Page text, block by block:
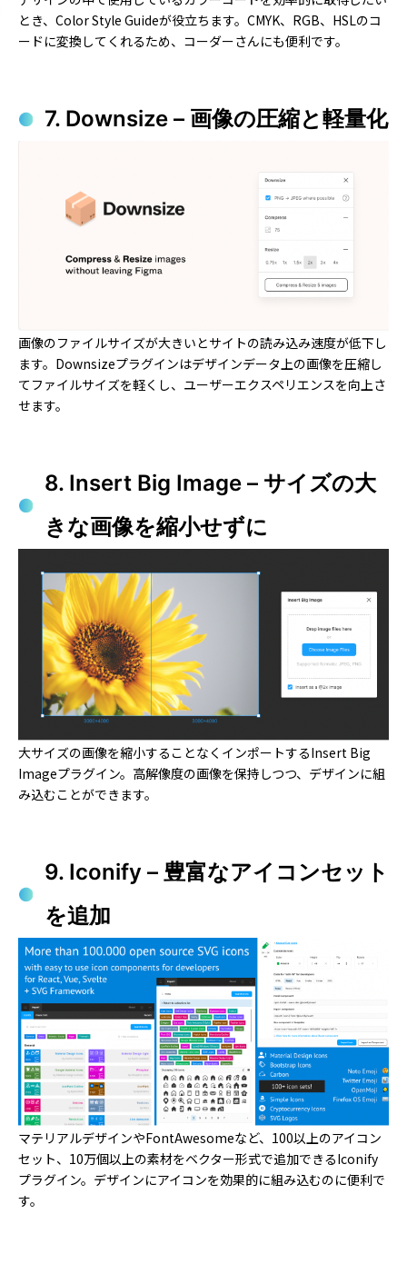
とき、Color Style Guideが役立ちます。CMYK、RGB、HSLのコ
ードに変換してくれるため、コーダーさんにも便利です。
7. Downsize – 画像の圧縮と軽量化
画像のファイルサイズが大きいとサイトの読み込み速度が低下し
ます。Downsizeプラグインはデザインデータ上の画像を圧縮し
てファイルサイズを軽くし、ユーザーエクスペリエンスを向上さ
せます。
8. Insert Big Image – サイズの大
きな画像を縮小せずに
大サイズの画像を縮小することなくインポートするInsert Big
Imageプラグイン。高解像度の画像を保持しつつ、デザインに組
み込むことができます。
9. Iconify – 豊富なアイコンセット
を追加
マテリアルデザインやFontAwesomeなど、100以上のアイコン
セット、10万個以上の素材をベクター形式で追加できるIconify
プラグイン。デザインにアイコンを効果的に組み込むのに便利で
す。